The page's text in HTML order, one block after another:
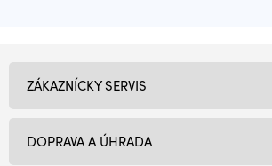
ZÁKAZNÍCKY SERVIS
DOPRAVA A ÚHRADA